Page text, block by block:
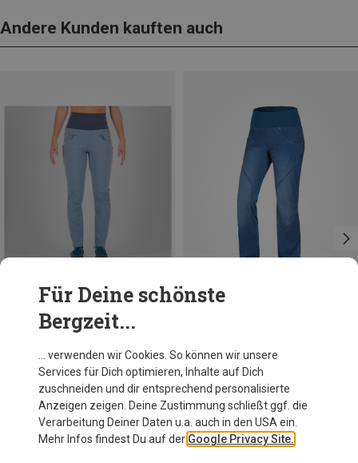
Andere Kunden kauften auch
Du sparst 46%
Ocun
Damen Noya Jeans
89,95 €
Für Deine schönste
Bergzeit...
… verwenden wir Cookies. So können wir unsere
Services für Dich optimieren, Inhalte auf Dich
zuschneiden und dir entsprechend personalisierte
Anzeigen zeigen. Deine Zustimmung schließt ggf. die
Verarbeitung Deiner Daten u.a. auch in den USA ein.
Mehr Infos findest Du auf der Google Privacy Site.